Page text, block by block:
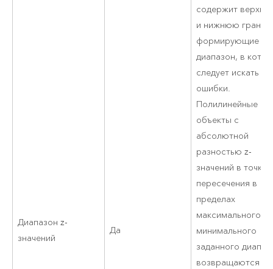
Диапазон z-
значений
Да
содержит
и нижнюю
формирующие
диапазон, в
следует искать
ошибки.
Полилинейные
объекты с
абсолютной
разностью z-
значений в точке
пересечения в
пределах
максимального и
минимального
заданного
возвращаются